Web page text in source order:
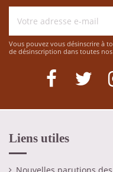
Vous pouvez vous désinscrire à
de désinscription dans toutes
Liens utiles
Nouvelles parutions des